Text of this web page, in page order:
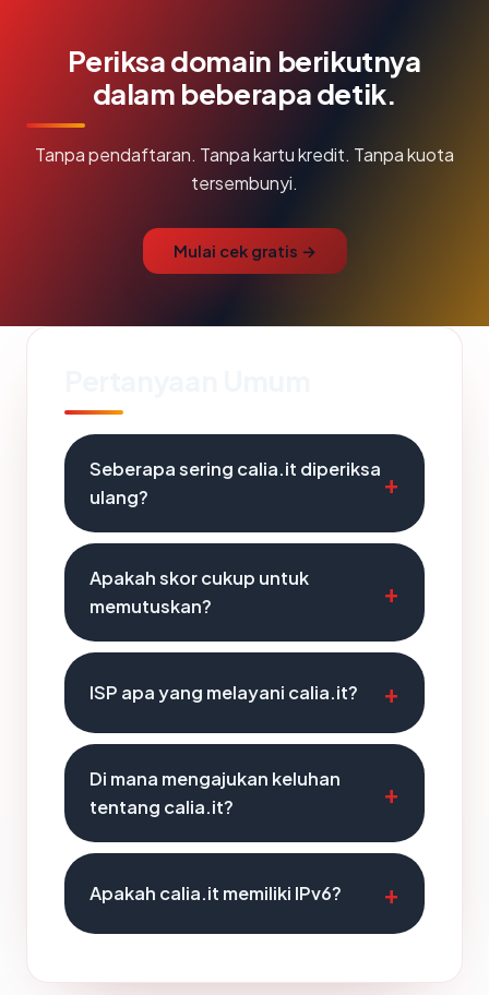
Periksa domain berikutnya
dalam beberapa detik.
Tanpa pendaftaran. Tanpa kartu kredit. Tanpa kuota
tersembunyi.
Mulai cek gratis →
Seberapa sering calia.it diperiksa
ulang?
Apakah skor cukup untuk
memutuskan?
ISP apa yang melayani calia.it?
Di mana mengajukan keluhan
tentang calia.it?
Apakah calia.it memiliki IPv6?